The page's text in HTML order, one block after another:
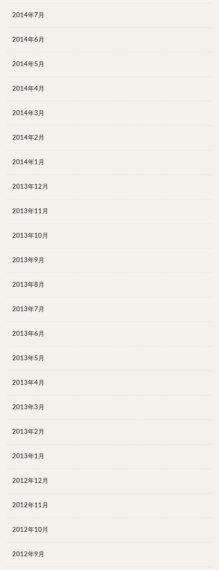
2014年7月
2014年6月
2014年5月
2014年4月
2014年3月
2014年2月
2014年1月
2013年12月
2013年11月
2013年10月
2013年9月
2013年8月
2013年7月
2013年6月
2013年5月
2013年4月
2013年3月
2013年2月
2013年1月
2012年12月
2012年11月
2012年10月
2012年9月